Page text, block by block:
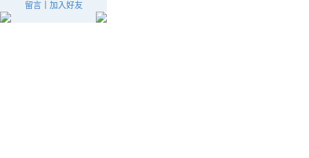
留言｜ 加入好友